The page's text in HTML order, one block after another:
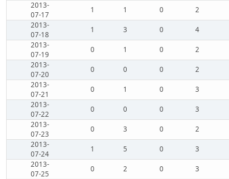
2013-
07-17
1 1 0
2
2013-
07-18
1 3 0
4
2013-
07-19
0 1 0
2
2013-
07-20
0 0 0
2
2013-
07-21
0 1 0
3
2013-
07-22
0 0 0
3
2013-
07-23
0 3 0
2
2013-
07-24
1 5 0
3
2013-
07-25
0 2 0
3